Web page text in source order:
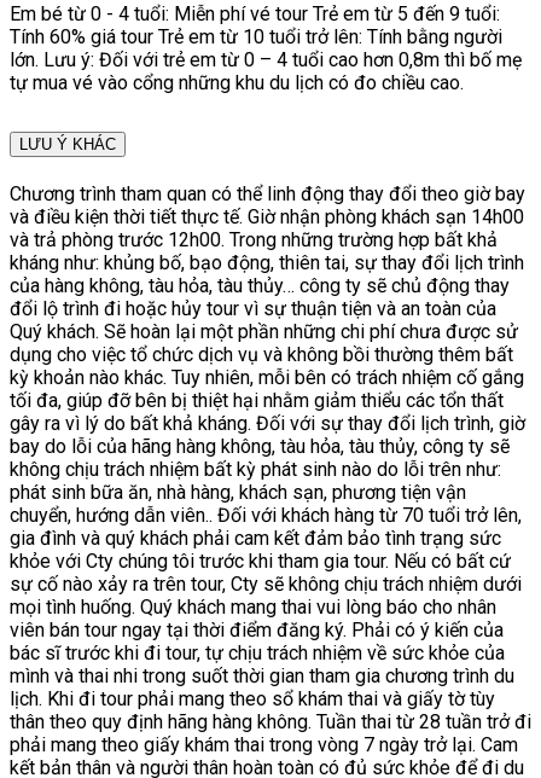
Em bé từ 0 - 4 tuổi: Miễn phí vé tour Trẻ em từ 5 đến 9 tuổi:
Tính 60% giá tour Trẻ em từ 10 tuổi trở lên: Tính bằng người
lớn. Lưu ý: Đối với trẻ em từ 0 – 4 tuổi cao hơn 0,8m thì bố mẹ
tự mua vé vào cổng những khu du lịch có đo chiều cao.
LƯU Ý KHÁC
Chương trình tham quan có thể linh động thay đổi theo giờ bay
và điều kiện thời tiết thực tế. Giờ nhận phòng khách sạn 14h00
và trả phòng trước 12h00. Trong những trường hợp bất khả
kháng như: khủng bố, bạo động, thiên tai, sự thay đổi lịch trình
của hàng không, tàu hỏa, tàu thủy… công ty sẽ chủ động thay
đổi lộ trình đi hoặc hủy tour vì sự thuận tiện và an toàn của
Quý khách. Sẽ hoàn lại một phần những chi phí chưa được sử
dụng cho việc tổ chức dịch vụ và không bồi thường thêm bất
kỳ khoản nào khác. Tuy nhiên, mỗi bên có trách nhiệm cố gắng
tối đa, giúp đỡ bên bị thiệt hại nhằm giảm thiểu các tổn thất
gây ra vì lý do bất khả kháng. Đối với sự thay đổi lịch trình, giờ
bay do lỗi của hãng hàng không, tàu hỏa, tàu thủy, công ty sẽ
không chịu trách nhiệm bất kỳ phát sinh nào do lỗi trên như:
phát sinh bữa ăn, nhà hàng, khách sạn, phương tiện vận
chuyển, hướng dẫn viên.. Đối với khách hàng từ 70 tuổi trở lên,
gia đình và quý khách phải cam kết đảm bảo tình trạng sức
khỏe với Cty chúng tôi trước khi tham gia tour. Nếu có bất cứ
sự cố nào xảy ra trên tour, Cty sẽ không chịu trách nhiệm dưới
mọi tình huống. Quý khách mang thai vui lòng báo cho nhân
viên bán tour ngay tại thời điểm đăng ký. Phải có ý kiến của
bác sĩ trước khi đi tour, tự chịu trách nhiệm về sức khỏe của
mình và thai nhi trong suốt thời gian tham gia chương trình du
lịch. Khi đi tour phải mang theo sổ khám thai và giấy tờ tùy
thân theo quy định hãng hàng không. Tuần thai từ 28 tuần trở đi
phải mang theo giấy khám thai trong vòng 7 ngày trở lại. Cam
kết bản thân và người thân hoàn toàn có đủ sức khỏe để đi du